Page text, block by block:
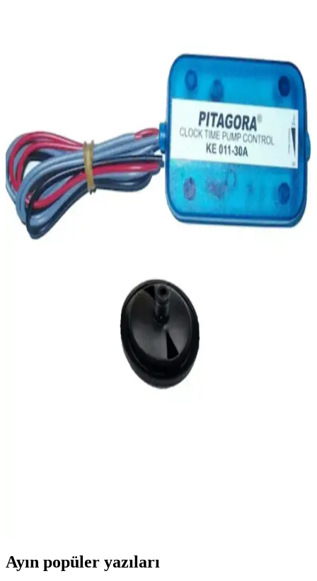
Fonksiyonellik Sunan Çeşitler
Sarı ışıklı masa lambaları, estetik ve fonksiyonel tasarımlarıyla
yaşam alanlarına sıcaklık katarken, çeşitli tasarım ve malzeme
seçenekleriyle her dekorasyona uyum sağlar.
Photon Duo ve Photon Mono LED Xenon Far
Ampulleri Karşılaştırması ve Performans Analizi
Photon Duo ve Photon Mono LED Xenon far ampulleri, farklı
özellikleri ve performanslarıyla öne çıkıyor. Bu karşılaştırma,
aydınlatma gücü, montaj, dayanıklılık ve kullanıcı memnuniyetine
odaklanarak en uygun seçimi yapmanıza yardımcı olur.
NKT GROUP'un 5 mm genişliğinde, 5 metre uzunluğundaki krom
nikelaj şeridi, dayanıklı ve estetik yapısıyla otomotiv ve mobilya
sektöründe tercih edilir. Uygulama kolaylığı sağlar ve çeşitli
Fiat Doblo için OEK 735419843 Tavan Lambası
Detaylı İnceleme ve Kullanıcı Yorumları
Ayın popüler yazıları